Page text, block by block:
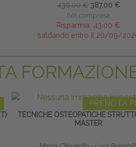
430,00 € 387,00 €
IVA compresa
Risparmia: 43,00 €
saldando entro il 20/09/
PRENOTA
TECNICHE OSTEOPATICHE
MASTER